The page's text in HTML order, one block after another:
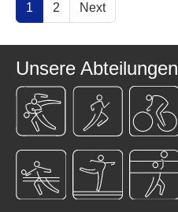
1 2 Next
Unsere Abteilungen